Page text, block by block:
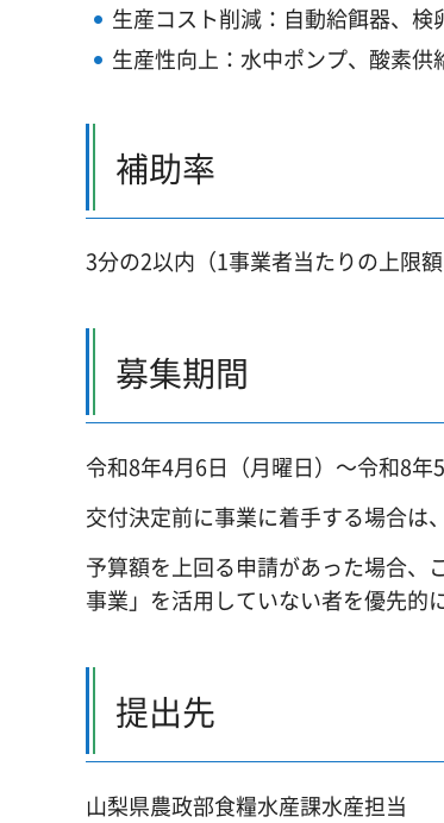
生産コスト削減：自動給餌器、
生産性向上：水中ポンプ、酸素
補助率
3分の2以内（1事業者当たりの上限額
募集期間
令和8年4月6日（月曜日）～令和8
交付決定前に事業に着手する場合は
予算額を上回る申請があった場合、
事業」を活用していない者を優先的
提出先
山梨県農政部食糧水産課水産担当